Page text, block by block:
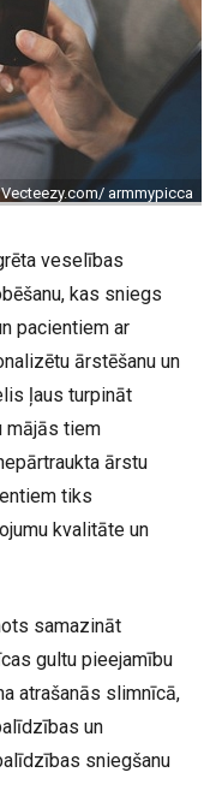
armmypicca
veselības
kas sniegs
pacientiem ar
ārstēšanu un
ļaus turpināt
mājās tiem
ārstu
tiks
kvalitāte un
samazināt
gultu pieejamību
atrašanās slimnīcā,
un
sniegšanu